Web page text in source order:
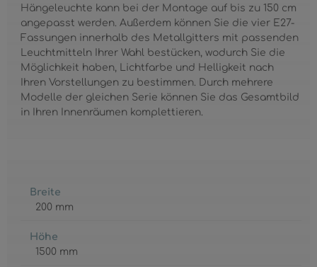
Hängeleuchte kann bei der Montage auf bis zu 150 cm
angepasst werden. Außerdem können Sie die vier E27-
Fassungen innerhalb des Metallgitters mit passenden
Leuchtmitteln Ihrer Wahl bestücken, wodurch Sie die
Möglichkeit haben, Lichtfarbe und Helligkeit nach
Ihren Vorstellungen zu bestimmen. Durch mehrere
Modelle der gleichen Serie können Sie das Gesamtbild
in Ihren Innenräumen komplettieren.
Breite
200 mm
Höhe
1500 mm